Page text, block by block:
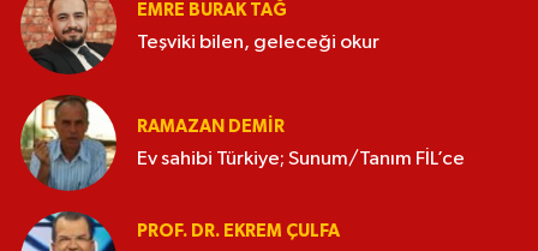
EMRE BURAK TAĞ
Teşviki bilen, geleceği okur
RAMAZAN DEMİR
Ev sahibi Türkiye; Sunum/Tanım FİL’ce
PROF. DR. EKREM ÇULFA